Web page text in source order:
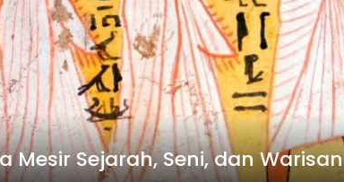
Mesir Sejarah, Seni, dan Warisan